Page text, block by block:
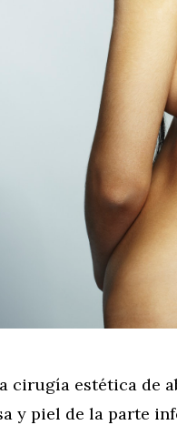
cirugía estética de
y piel de la parte